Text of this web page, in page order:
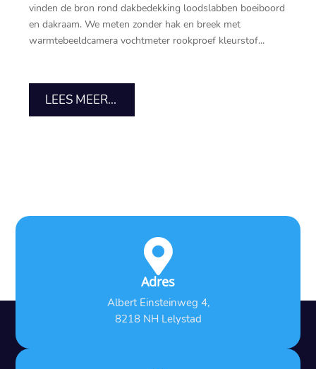
vinden de bron rond dakbedekking loodslabben boeiboord
en dakraam.​ We meten zonder hak en breek met
warmtebeeldcamera vochtmeter rookproef kleurstof...
LEES MEER...

Adres
Albert Einsteinweg 4,
8218 NH Lelystad